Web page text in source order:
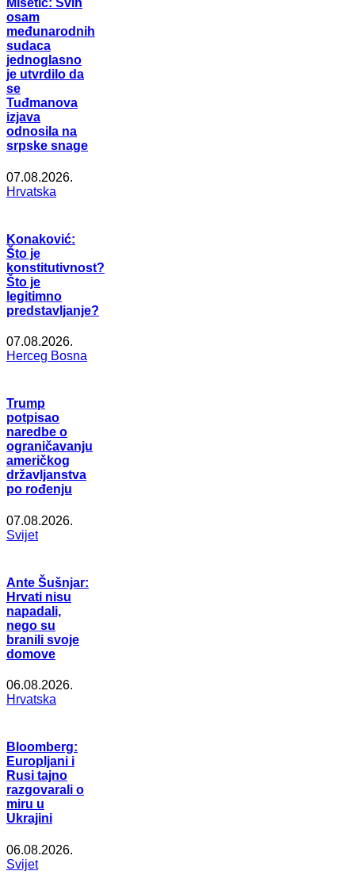
Mišetić: Svih
osam
međunarodnih
sudaca
jednoglasno
je utvrdilo da
se
Tuđmanova
izjava
odnosila na
srpske snage
07.08.2026.
Hrvatska
Konaković:
Što je
konstitutivnost?
Što je
legitimno
predstavljanje?
07.08.2026.
Herceg Bosna
Trump
potpisao
naredbe o
ograničavanju
američkog
državljanstva
po rođenju
07.08.2026.
Svijet
Ante Šušnjar:
Hrvati nisu
napadali,
nego su
branili svoje
domove
06.08.2026.
Hrvatska
Bloomberg:
Europljani i
Rusi tajno
razgovarali o
miru u
Ukrajini
06.08.2026.
Svijet